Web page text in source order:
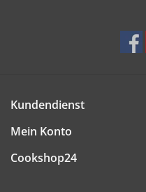
Kundendienst
Mein Konto
Cookshop24